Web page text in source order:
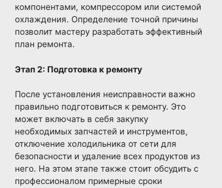
компонентами, компрессором или системой
охлаждения. Определение точной причины
позволит мастеру разработать эффективный
план ремонта.
Этап 2: Подготовка к ремонту
После установления неисправности важно
правильно подготовиться к ремонту. Это
может включать в себя закупку
необходимых запчастей и инструментов,
отключение холодильника от сети для
безопасности и удаление всех продуктов из
него. На этом этапе также стоит обсудить с
профессионалом примерные сроки